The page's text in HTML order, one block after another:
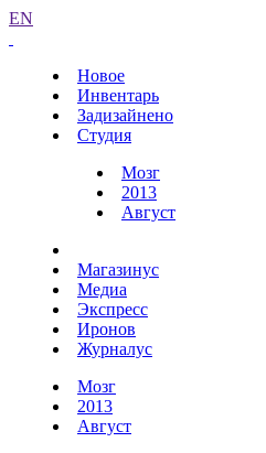
EN
Новое
Инвентарь
Задизайнено
Студия
Мозг
2013
Август
Магазинус
Медиа
Экспресс
Иронов
Журналус
Мозг
2013
Август